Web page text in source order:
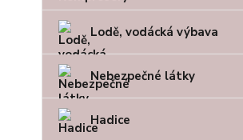
Lodě, vodácká výbava
Nebezpečné látky
Hadice